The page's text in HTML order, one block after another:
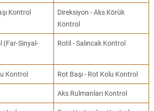
Kontrol
Direksiyon - Aks Körük
Kontrol
(Far-Sinyal-
Rotil - Salıncak Kontrol
Kontrol Rot Başı - Rot Kolu Kontrol
Aks Rulmanları Kontrol